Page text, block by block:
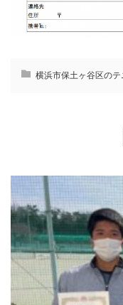
横浜市保土ヶ谷区の